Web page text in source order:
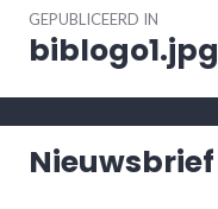
navigatie
GEPUBLICEERD IN
biblogo1.jpg
Nieuwsbrief